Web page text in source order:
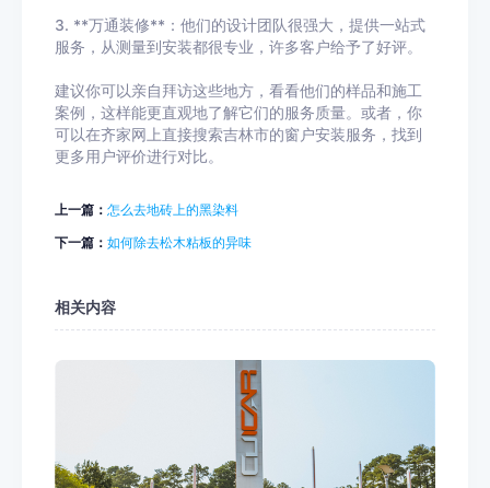
3. **万通装修**：他们的设计团队很强大，提供一站式
服务，从测量到安装都很专业，许多客户给予了好评。
建议你可以亲自拜访这些地方，看看他们的样品和施工
案例，这样能更直观地了解它们的服务质量。或者，你
可以在齐家网上直接搜索吉林市的窗户安装服务，找到
更多用户评价进行对比。
上一篇： 怎么去地砖上的黑染料
下一篇： 如何除去松木粘板的异味
相关内容